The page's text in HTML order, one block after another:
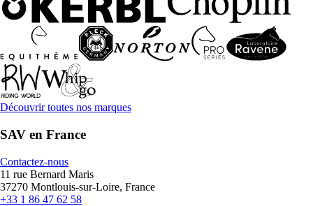
Découvrir toutes nos marques
SAV en France
Contactez-nous
11 rue Bernard Maris
37270 Montlouis-sur-Loire, France
+33 1 86 47 62 58